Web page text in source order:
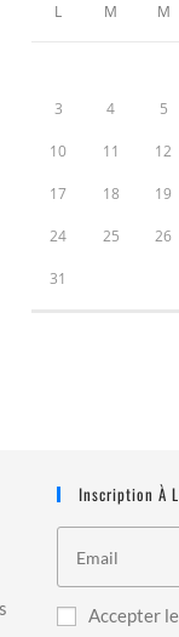
L M M
3 4 5
10 11 12
17 18 19
24 25 26
31
Inscription À
Accepter